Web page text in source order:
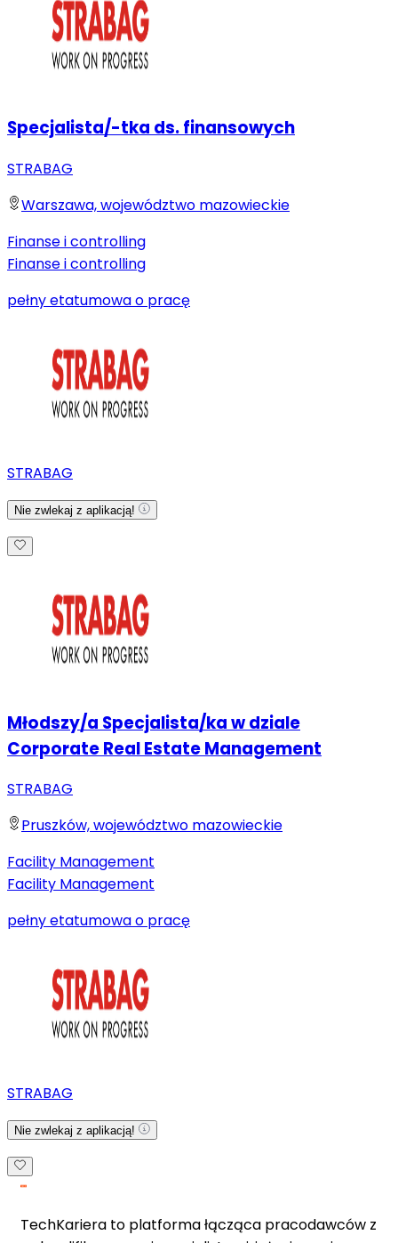
Specjalista/-tka ds. finansowych
STRABAG
Warszawa, województwo mazowieckie
Finanse i controlling
Finanse i controlling
pełny etatumowa o pracę
STRABAG
Nie zwlekaj z aplikacją!
Młodszy/a Specjalista/ka w dziale
Corporate Real Estate Management
STRABAG
Pruszków, województwo mazowieckie
Facility Management
Facility Management
pełny etatumowa o pracę
STRABAG
Nie zwlekaj z aplikacją!
TechKariera to platforma łącząca pracodawców z